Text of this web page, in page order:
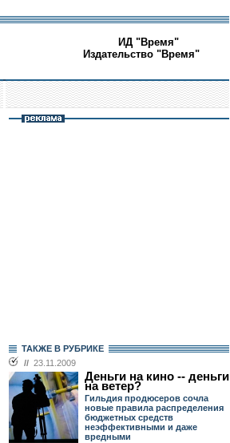
ИД "Время"
Издательство "Время"
ТАКЖЕ В РУБРИКЕ
// 23.11.2009
Деньги на кино -- деньги
на ветер?
Гильдия продюсеров сочла
новые правила распределения
бюджетных средств
неэффективными и даже
вредными